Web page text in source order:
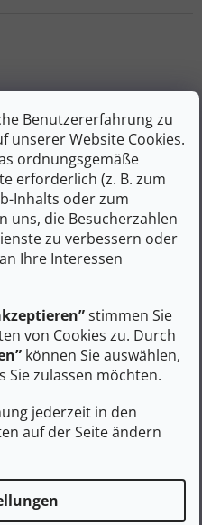
Benutzererfahrung zu
unserer Website Cookies.
ordnungsgemäße
erforderlich (z. B. zum
Inhalts oder zum
uns, die Besucherzahlen
zu verbessern oder
Ihre Interessen
stimmen Sie
von Cookies zu. Durch
können Sie auswählen,
Sie zulassen möchten.
jederzeit in den
auf der Seite ändern
17 GTX smoke/primer
- grau
Auf Lager
GORE-TEX Invisible Fit
Für neutrale